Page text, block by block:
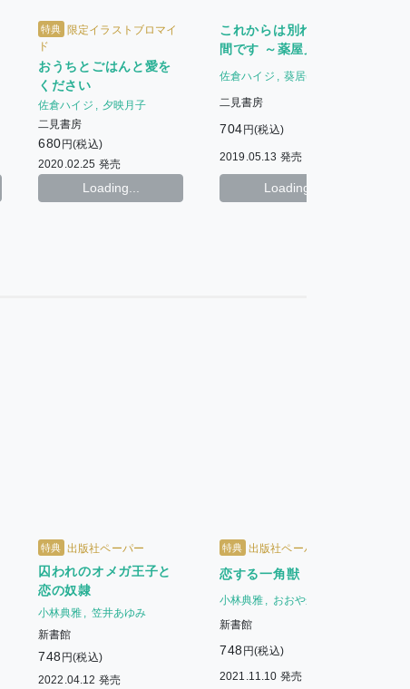
特典
限定イラストブロマイ
ド
おうちとごはんと愛を
ください
佐倉ハイジ
夕映月子
二見書房
680 円(税込)
2020.02.25 発売
Loading...
これからは別れのお時
間です ～薬屋兄弟と疫
病神の縁直し～
佐倉ハイジ 葵居ゆゆ
二見書房
704 円(税込)
2019.05.13 発売
Loading...
特典 出版社ペーパー
囚われのオメガ王子と
恋の奴隷
小林典雅
笠井あゆみ
新書館
748 円(税込)
2022.04.12 発売
特典 出版社ペーパー
恋する一角獣
小林典雅
おおやかずみ
新書館
748 円(税込)
2021.11.10 発売